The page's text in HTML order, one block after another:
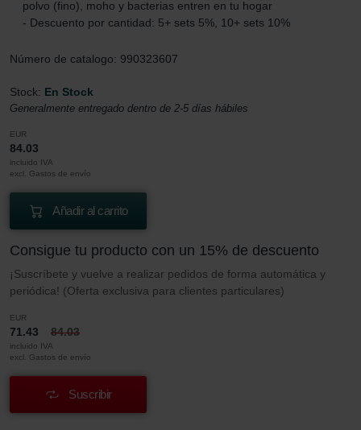
polvo (fino), moho y bacterias entren en tu hogar
- Descuento por cantidad: 5+ sets 5%, 10+ sets 10%
Número de catalogo: 990323607
Stock: En Stock
Generalmente entregado dentro de 2-5 días hábiles
EUR
84.03
incluido IVA
excl. Gastos de envío
Añadir al carrito
Consigue tu producto con un 15% de descuento
¡Suscríbete y vuelve a realizar pedidos de forma automática y
periódica! (Oferta exclusiva para clientes particulares)
EUR
71.43 84.03
incluido IVA
excl. Gastos de envío
Suscribir